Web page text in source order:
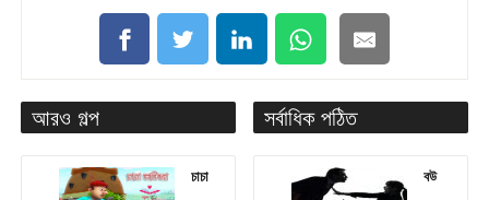
আরও গল্প
চাচা
সর্বাধিক পঠিত
বউ